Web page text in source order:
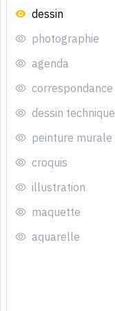
dessin
photographie
agenda
correspondance
dessin technique
peinture murale
croquis
illustration
maquette
aquarelle